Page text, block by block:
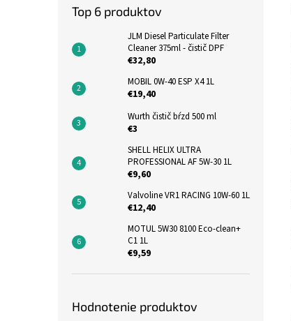
Top 6 produktov
JLM Diesel Particulate Filter
Cleaner 375ml - čistič DPF
€32,80
MOBIL 0W-40 ESP X4 1L
€19,40
Wurth čistič bŕzd 500 ml
€3
SHELL HELIX ULTRA
PROFESSIONAL AF 5W-30 1L
€9,60
Valvoline VR1 RACING 10W-60 1L
€12,40
MOTUL 5W30 8100 Eco-clean+
C1 1L
€9,59
Hodnotenie produktov